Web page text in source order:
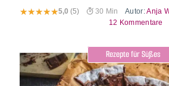
5,0(5) 30 Min Autor:Anja
12 Kommentare
Rezepte für Süßes